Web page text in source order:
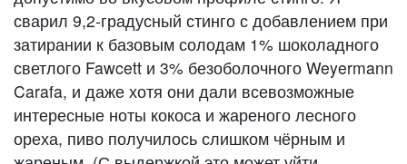
сварил 9,2-градусный стинго с добавлением при
затирании к базовым солодам 1% шоколадного
светлого Fawcett и 3% безоболочного Weyermann
Carafa, и даже хотя они дали всевозможные
интересные ноты кокоса и жареного лесного
ореха, пиво получилось слишком чёрным и